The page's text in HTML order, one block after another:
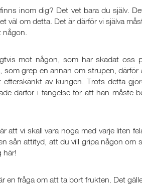
inom dig? Det vet bara du själv.
väl om detta. Det är därför vi själva
någon.
mot någon, som har skadat oss
som grep en annan om strupen,
av kungen. Trots detta
därför i fängelse för att han måste
att vi skall vara noga med varje liten
sån attityd, att du vill gripa någon om
här!
en fråga om att ta bort frukten. Det